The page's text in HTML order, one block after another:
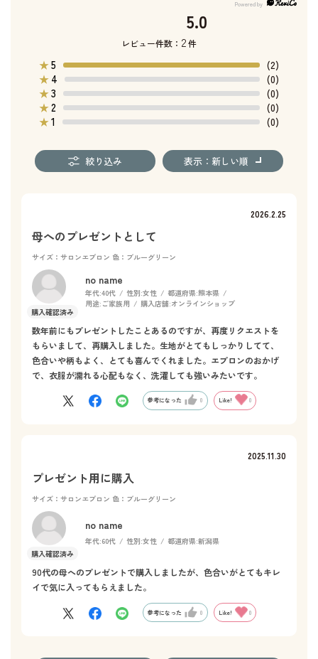
5.0
レビュー件数： 2件
★5
(2)
★ 4
(0)
★3
(0)
★2
(0)
★1 (0)
絞り込み 表示：新しい順
2026.2.25
母へのプレゼントとして
サイズ：サロンエプロン 色：ブルーグリーン
no name
年代:40代 性別:女性 都道府県:熊本県
用途: ご家族用 購入店舗:オンラインショップ
数年前にもプレゼントしたことあるのですが、再度リクエストを
もらいまして、再購入しました。生地がとてもしっかりしてて、
色合いや柄もよく、とても喜んでくれました。エプロンのおかげ
で、衣服が濡れる心配もなく、洗濯しても強いみたいです。
参考になった 0 Like! 0
2025.11.30
プレゼント用に購入
サイズ：サロンエプロン 色：ブルーグリーン
no name
年代:60代 性別:女性 都道府県:新潟県
90代の母へのプレゼントで購入しましたが、色合いがとてもキレ
イで気に入ってもらえました。
参考になった 0 Like! 0